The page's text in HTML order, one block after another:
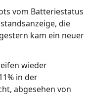
vom Batteriestatus
die
kam ein neuer
wieder
in der
abgesehen von